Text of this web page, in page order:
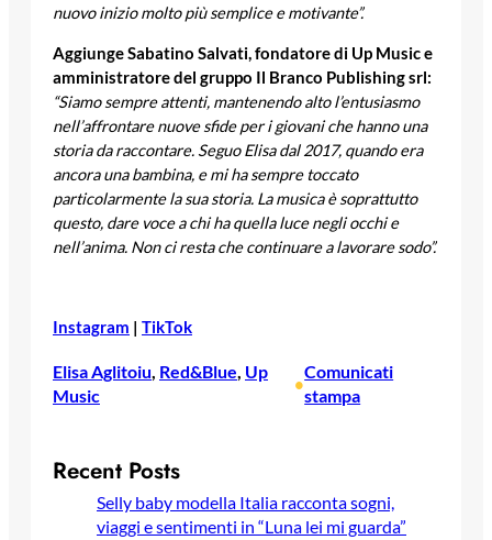
nuovo inizio molto più semplice e motivante”.
Aggiunge Sabatino Salvati, fondatore di Up Music e
amministratore del gruppo Il Branco Publishing srl:
“Siamo sempre attenti, mantenendo alto l’entusiasmo
nell’affrontare nuove sfide per i giovani che hanno una
storia da raccontare. Seguo Elisa dal 2017, quando era
ancora una bambina, e mi ha sempre toccato
particolarmente la sua storia. La musica è soprattutto
questo, dare voce a chi ha quella luce negli occhi e
nell’anima. Non ci resta che continuare a lavorare sodo”.
Instagram | TikTok
Elisa Aglitoiu, Red&Blue, Up
Music
•
Comunicati
stampa
Recent Posts
Selly baby modella Italia racconta sogni,
viaggi e sentimenti in “Luna lei mi guarda”